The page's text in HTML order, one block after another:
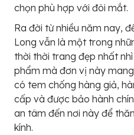
chọn phù hợp với đôi mắt.
Ra đời từ nhiều năm nay,
Long vẫn là một trong
thời thời trang đẹp nhất
phẩm mà đơn vị này
có tem chống hàng giả,
cấp và được bảo hành
an tâm đến nơi này để
kính.